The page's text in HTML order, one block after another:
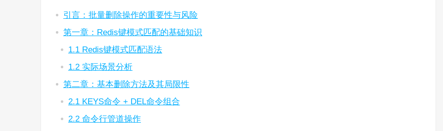
引言：批量删除操作的重要性与风险
第一章：Redis键模式匹配的基础知识
1.1 Redis键模式匹配语法
1.2 实际场景分析
第二章：基本删除方法及其局限性
2.1 KEYS命令 + DEL命令组合
2.2 命令行管道操作